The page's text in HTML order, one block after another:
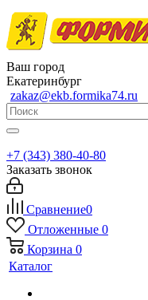
Ваш город
Екатеринбург
zakaz@ekb.formika74.ru
+7 (343) 380-40-80
Заказать звонок
Сравнение0
Отложенные 0
Корзина 0
Каталог